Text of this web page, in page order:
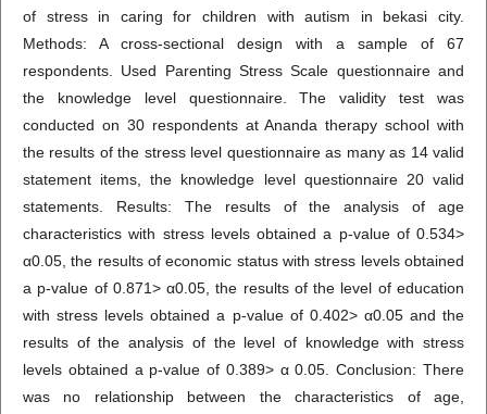
of stress in caring for children with autism in bekasi city.
Methods: A cross-sectional design with a sample of 67
respondents. Used Parenting Stress Scale questionnaire and
the knowledge level questionnaire. The validity test was
conducted on 30 respondents at Ananda therapy school with
the results of the stress level questionnaire as many as 14 valid
statement items, the knowledge level questionnaire 20 valid
statements. Results: The results of the analysis of age
characteristics with stress levels obtained a p-value of 0.534>
α0.05, the results of economic status with stress levels obtained
a p-value of 0.871> α0.05, the results of the level of education
with stress levels obtained a p-value of 0.402> α0.05 and the
results of the analysis of the level of knowledge with stress
levels obtained a p-value of 0.389> α 0.05. Conclusion: There
was no relationship between the characteristics of age,